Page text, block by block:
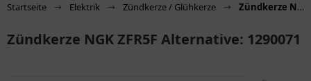
Startseite Elektrik Zündkerze / Glühkerze Zündkerze NGK ZFR5F Alternative: 1290071
Zündkerze NGK ZFR5F Alternative: 1290071